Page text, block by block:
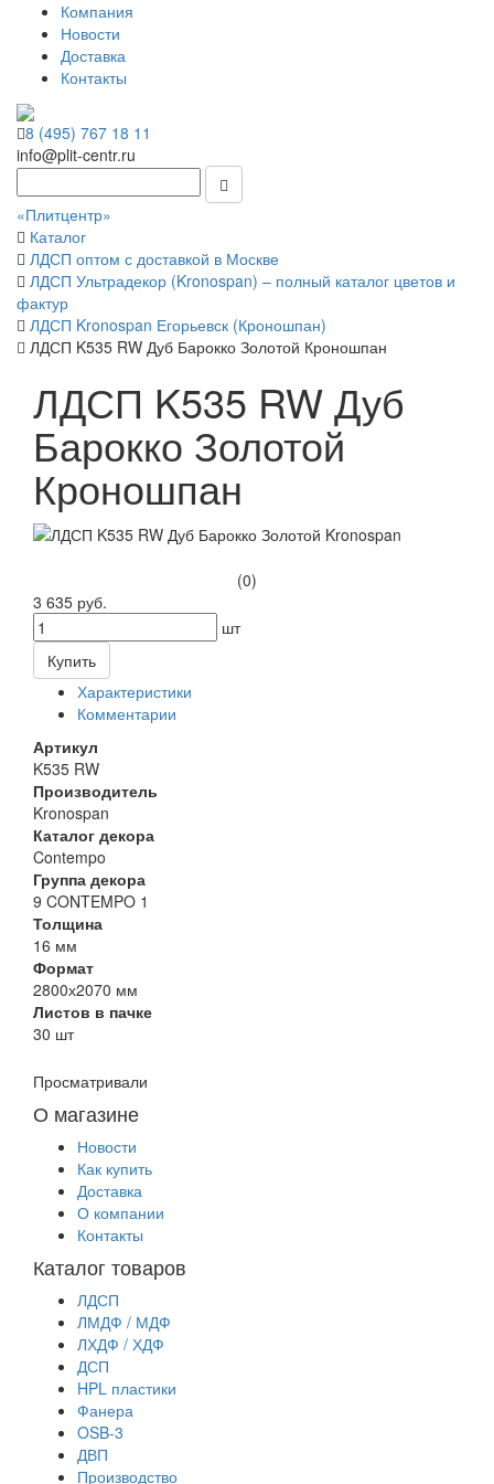
Компания
Новости
Доставка
Контакты
8 (495) 767 18 11
info@plit-centr.ru
«Плитцентр»
Каталог
ЛДСП оптом с доставкой в Москве
ЛДСП Ультрадекор (Kronospan) – полный каталог цветов и
фактур
ЛДСП Kronospan Егорьевск (Кроношпан)
ЛДСП K535 RW Дуб Барокко Золотой Кроношпан
ЛДСП K535 RW Дуб
Барокко Золотой
Кроношпан
(0)
3 635 руб.
шт
Купить
Характеристики
Комментарии
Артикул
K535 RW
Производитель
Kronospan
Каталог декора
Contempo
Группа декора
9 CONTEMPO 1
Толщина
16 мм
Формат
2800х2070 мм
Листов в пачке
30 шт
Просматривали
О магазине
Новости
Как купить
Доставка
О компании
Контакты
Каталог товаров
ЛДСП
ЛМДФ / МДФ
ЛХДФ / ХДФ
ДСП
HPL пластики
Фанера
OSB-3
ДВП
Производство